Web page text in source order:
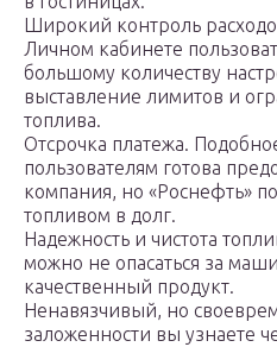
Широкий контроль
Личном кабинете
большому количеству
выставление лимитов и
топлива.
Отсрочка платежа.
пользователям готова
компания, но «Роснефть»
топливом в долг.
Надежность и чистота
можно не опасаться за
качественный продукт.
Ненавязчивый, но
заложенности вы узнаете